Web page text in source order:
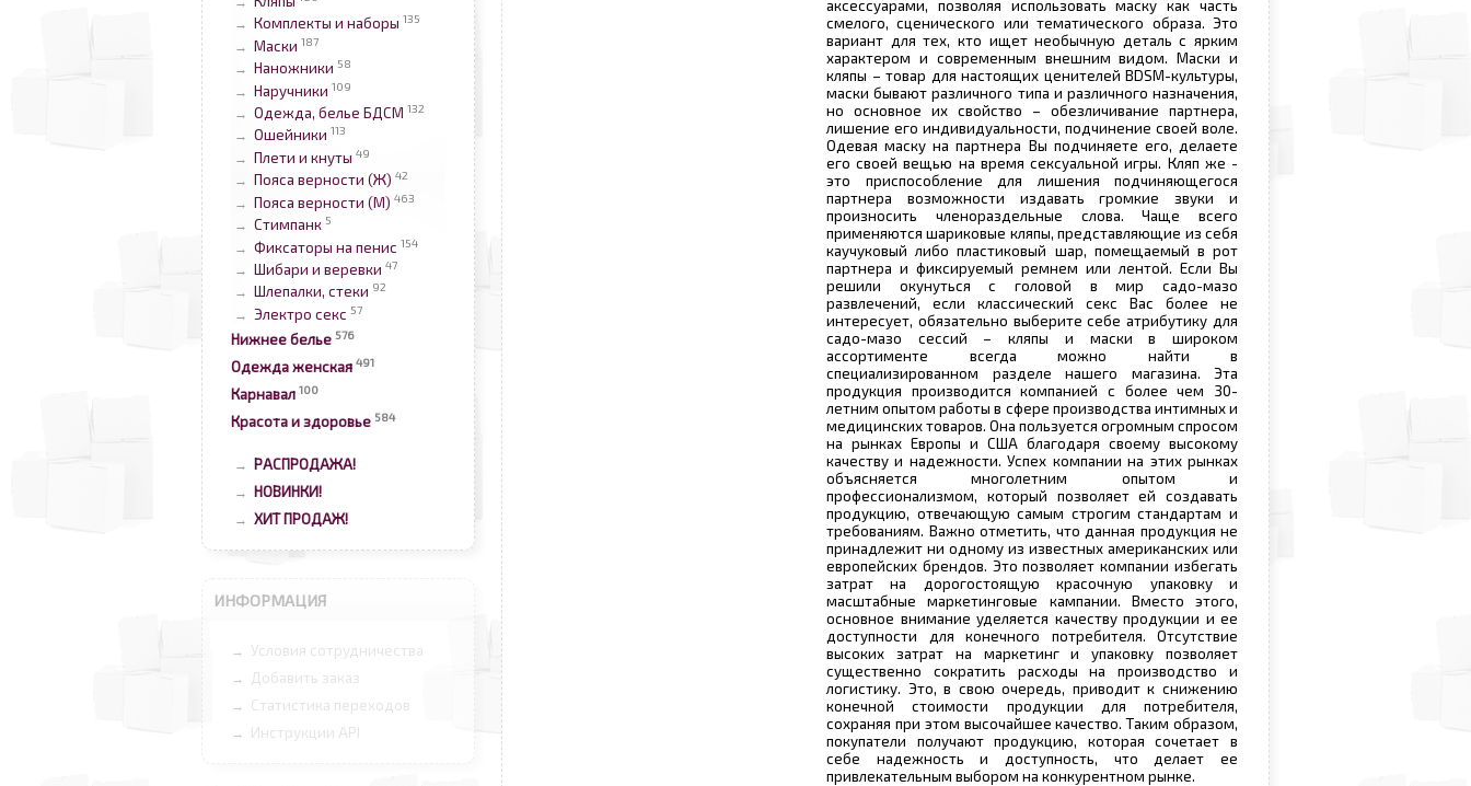
→ Комплекты и наборы 135
→ Маски 187
→ Наножники 58
→ Наручники 109
→ Одежда, белье БДСМ 132
→ Ошейники 113
→ Плети и кнуты 49
→ Пояса верности (Ж) 42
→ Пояса верности (М) 463
→ Стимпанк 5
→ Фиксаторы на пенис 154
→ Шибари и веревки 47
→ Шлепалки, стеки 92
→ Электро секс 57
Нижнее белье 576
Одежда женская 491
Карнавал 100
Красота и здоровье 584
→ РАСПРОДАЖА!
→ НОВИНКИ!
→ ХИТ ПРОДАЖ!
ИНФОРМАЦИЯ
→ Условия сотрудничества
→ Добавить заказ
→ Статистика переходов
→ Инструкции API
аксессуарами, позволяя использовать маску как часть
смелого, сценического или тематического образа. Это
вариант для тех, кто ищет необычную деталь с ярким
характером и современным внешним видом. Маски и
кляпы – товар для настоящих ценителей BDSM-культуры,
маски бывают различного типа и различного назначения,
но основное их свойство – обезличивание партнера,
лишение его индивидуальности, подчинение своей воле.
Одевая маску на партнера Вы подчиняете его, делаете
его своей вещью на время сексуальной игры. Кляп же -
это приспособление для лишения подчиняющегося
партнера возможности издавать громкие звуки и
произносить членораздельные слова. Чаще всего
применяются шариковые кляпы, представляющие из себя
каучуковый либо пластиковый шар, помещаемый в рот
партнера и фиксируемый ремнем или лентой. Если Вы
решили окунуться с головой в мир садо-мазо
развлечений, если классический секс Вас более не
интересует, обязательно выберите себе атрибутику для
садо-мазо сессий – кляпы и маски в широком
ассортименте всегда можно найти в
специализированном разделе нашего магазина. Эта
продукция производится компанией с более чем 30-
летним опытом работы в сфере производства интимных и
медицинских товаров. Она пользуется огромным спросом
на рынках Европы и США благодаря своему высокому
качеству и надежности. Успех компании на этих рынках
объясняется многолетним опытом и
профессионализмом, который позволяет ей создавать
продукцию, отвечающую самым строгим стандартам и
требованиям. Важно отметить, что данная продукция не
принадлежит ни одному из известных американских или
европейских брендов. Это позволяет компании избегать
затрат на дорогостоящую красочную упаковку и
масштабные маркетинговые кампании. Вместо этого,
основное внимание уделяется качеству продукции и ее
доступности для конечного потребителя. Отсутствие
высоких затрат на маркетинг и упаковку позволяет
существенно сократить расходы на производство и
логистику. Это, в свою очередь, приводит к снижению
конечной стоимости продукции для потребителя,
сохраняя при этом высочайшее качество. Таким образом,
покупатели получают продукцию, которая сочетает в
себе надежность и доступность, что делает ее
привлекательным выбором на конкурентном рынке.